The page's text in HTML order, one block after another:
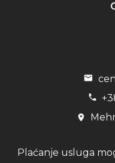
Plaćanje usluga